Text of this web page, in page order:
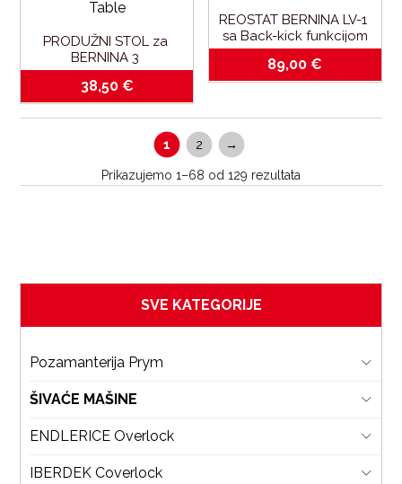
PRODUŽNI STOL za
BERNINA 3
seriju_B325_B335_Sewing
Table
38,50 €
REOSTAT BERNINA LV-1
sa Back-kick funkcijom
89,00 €
1 2 →
Prikazujemo 1–68 od 129 rezultata
SVE KATEGORIJE
Pozamanterija Prym
ŠIVAĆE MAŠINE
ENDLERICE Overlock
IBERDEK Coverlock